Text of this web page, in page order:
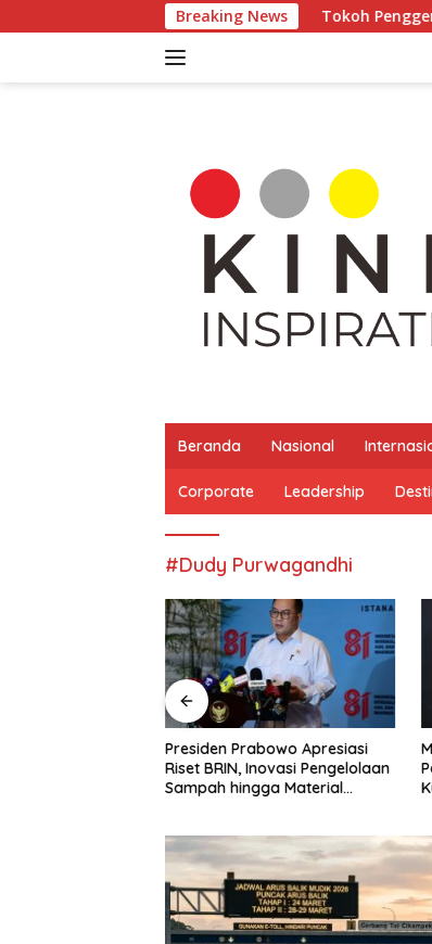
ke
Breaking News
Tokoh Penggerak Kebudayaan
Beranda Nasional
Corporate Leadership
#Dudy Purwagandhi
Presiden Prabowo Apresiasi
Riset BRIN, Inovasi Pengelolaan
Sampah hingga Material